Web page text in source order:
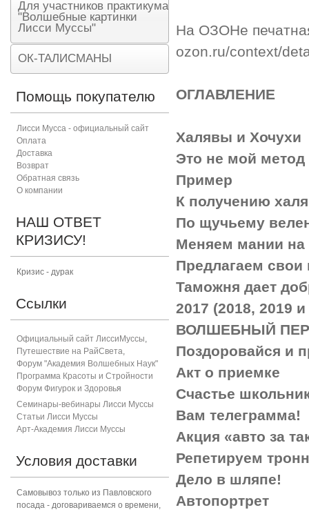
На ОЗОНе
ozon.ru/context/
ОГЛАВЛЕНИЕ
Халявы и Хочухи
Это не мой метод
Пример
К получению
По щучьему
Меняем мании на
Предлагаем свои
Таможня дает
2017 (2018, 2019
ВОЛШЕБНЫЙ
Поздоровайся и
Акт о приемке
Счастье
Вам телеграмма!
Акция «авто за
Репетируем
Дело в шляпе!
Автопортрет
Для участников практикума
"Волшебные картинки
Лисси Муссы"
ОК-ТАЛИСМАНЫ
Помощь покупателю
Лисси Мусса - официальный сайт
Оплата
Доставка
Возврат
Обратная связь
О компании
НАШ ОТВЕТ
КРИЗИСУ!
Кризис - дурак
Ссылки
Официальный сайт ЛиссиМуссы,
Путешествие на РайСвета,
Форум "Академия Волшебных Наук"
Программа Красоты и Стройности
Форум Фигурок и Здоровья
Семинары-вебинары Лисси Муссы
Статьи Лисси Муссы
Арт-Академия Лисси Муссы
Условия доставки
Самовывоз только из Павловского
посада - договариваемся о времени,